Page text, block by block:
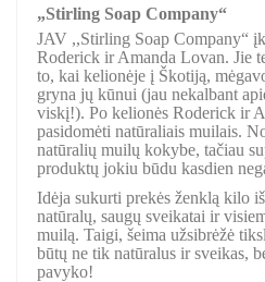
„Stirling Soap Company“
JAV ,,Stirling Soap Company“
Roderick ir Amanda Lovan. Jie
to, kai kelionėje į Škotiją,
gryna jų kūnui (jau nekalbant
viskį!). Po kelionės Roderick ir
pasidomėti natūraliais muilais.
natūralių muilų kokybe, tačiau
produktų jokiu būdu kasdien
Idėja sukurti prekės ženklą kilo
natūralų, saugų sveikatai ir
muilą. Taigi, šeima užsibrėžė
būtų ne tik natūralus ir sveikas,
pavyko!